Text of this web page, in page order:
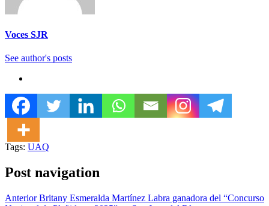
Voces SJR
See author's posts
Tags: UAQ
Post navigation
AnteriorBritany Esmeralda Martínez Labra ganadora del “Concurso